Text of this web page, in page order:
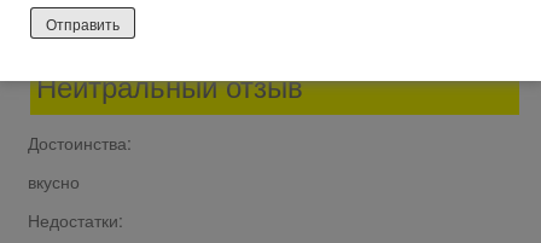
56 лет назад
Нейтральный отзыв
Достоинства:
вкусно
Недостатки: